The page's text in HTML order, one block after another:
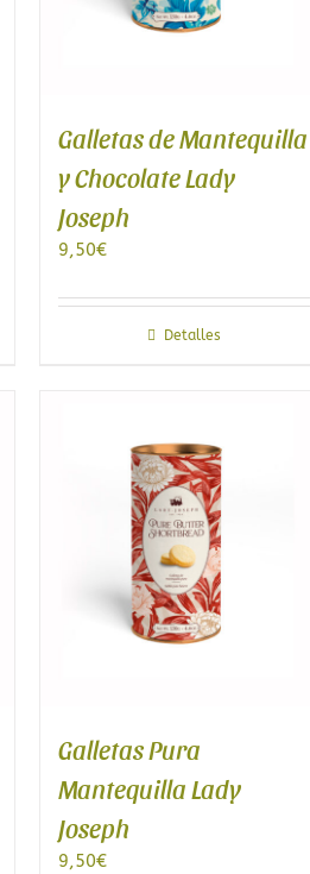
Galletas de Mantequilla
y Chocolate Lady
Joseph
9,50€
Detalles
Galletas Pura
Mantequilla Lady
Joseph
9,50€